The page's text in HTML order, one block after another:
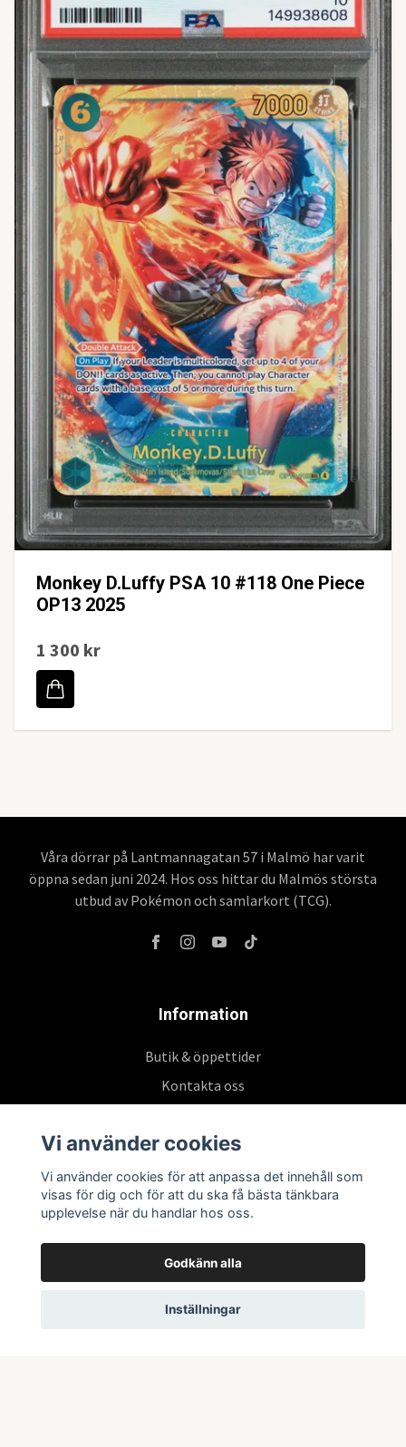
Monkey D.Luffy PSA 10 #118 One Piece
OP13 2025
1 300 kr
Våra dörrar på Lantmannagatan 57 i Malmö har varit
öppna sedan juni 2024. Hos oss hittar du Malmös största
utbud av Pokémon och samlarkort (TCG).
Information
Butik & öppettider
Kontakta oss
Prenumerera på vårt nyhetsbrev
Vi använder cookies
Vi använder cookies för att anpassa det innehåll som
visas för dig och för att du ska få bästa tänkbara
upplevelse när du handlar hos oss.
Godkänn alla
Inställningar